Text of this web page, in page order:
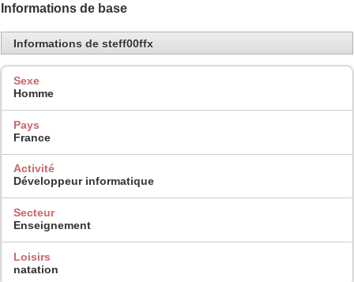
Informations de base
Informations de steff00ffx
Sexe
Homme
Pays
France
Activité
Développeur informatique
Secteur
Enseignement
Loisirs
natation